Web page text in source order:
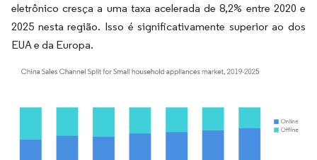
eletrônico cresça a uma taxa acelerada de 8,2% entre 2020 e
2025 nesta região. Isso é significativamente superior ao dos
EUA e da Europa.